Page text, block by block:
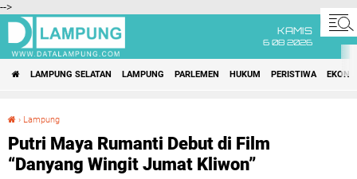
-->
KAMIS
6 08 2026
LAMPUNG SELATAN LAMPUNG PARLEMEN HUKUM PERISTIWA
› Lampung
Putri Maya Rumanti Debut di Film
“Danyang Wingit Jumat Kliwon”